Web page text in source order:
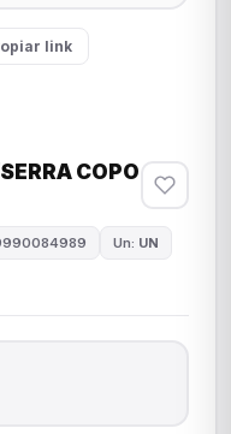
link
COPO
Un: UN